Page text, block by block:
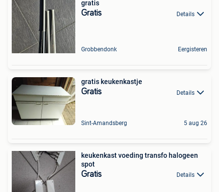
gratis
Gratis Details
Grobbendonk Eergisteren
gratis keukenkastje
Gratis Details
Sint-Amandsberg 5 aug 26
keukenkast voeding transfo halogeen
spot
Gratis Details